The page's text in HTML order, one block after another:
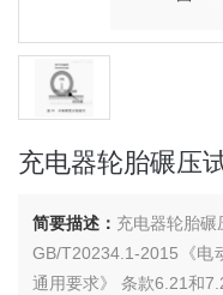
充电器轮胎碾压
简要描述： 充电器轮胎
GB/T20234.1-2015《电
通用要求》 条款6.21和